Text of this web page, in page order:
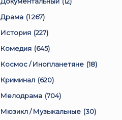
Драма (1 267)
История (227)
Комедия (645)
Космос / Инопланетяне (18)
Криминал (620)
Мелодрама (704)
Мюзикл / Музыкальные (30)